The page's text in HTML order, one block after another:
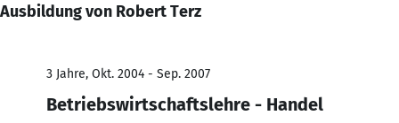
Ausbildung von Robert Terz
3 Jahre, Okt. 2004 - Sep. 2007
Betriebswirtschaftslehre - Handel